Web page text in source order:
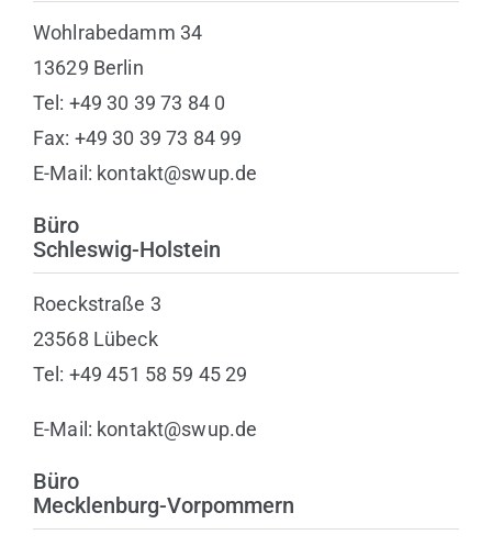
Wohlrabedamm 34
13629 Berlin
Tel: +49 30 39 73 84 0
Fax: +49 30 39 73 84 99
E-Mail: kontakt@swup.de
Büro
Schleswig-Holstein
Roeckstraße 3
23568 Lübeck
Tel: +49 451 58 59 45 29
E-Mail: kontakt@swup.de
Büro
Mecklenburg-Vorpommern